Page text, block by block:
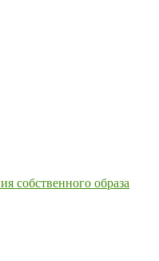
собственного образа